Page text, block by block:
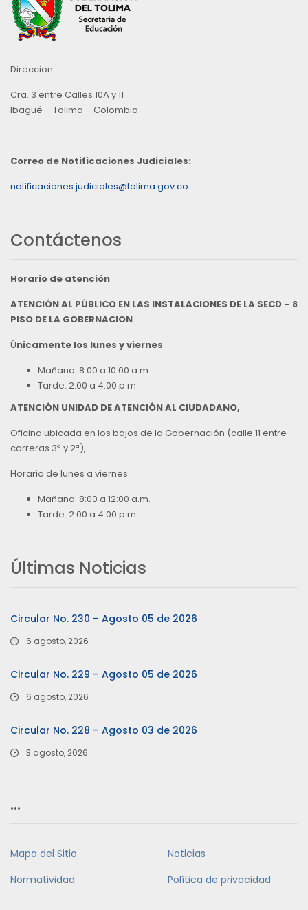
Direccion
Cra. 3 entre Calles 10A y 11
Ibagué – Tolima – Colombia
Correo de Notificaciones Judiciales:
notificaciones.judiciales@tolima.gov.co
Contáctenos
Horario de atención
ATENCIÓN AL PÚBLICO EN LAS INSTALACIONES DE LA SECD – 8
PISO DE LA GOBERNACION
Únicamente los lunes y viernes
Mañana: 8:00 a 10:00 a.m.
Tarde: 2:00 a 4:00 p.m
ATENCIÓN UNIDAD DE ATENCIÓN AL CIUDADANO,
Oficina ubicada en los bajos de la Gobernación (calle 11 entre
carreras 3ª y 2ª),
Horario de lunes a viernes
Mañana: 8:00 a 12:00 a.m.
Tarde: 2:00 a 4:00 p.m
Últimas Noticias
Circular No. 230 – Agosto 05 de 2026
6 agosto, 2026
Circular No. 229 – Agosto 05 de 2026
6 agosto, 2026
Circular No. 228 – Agosto 03 de 2026
3 agosto, 2026
…
Mapa del Sitio
Noticias
Normatividad
Política de privacidad